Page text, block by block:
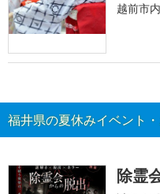
越前市
福井県の夏休みイベント
除霊